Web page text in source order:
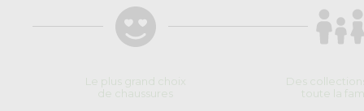
Le plus grand choix
de chaussures
Des
toute la